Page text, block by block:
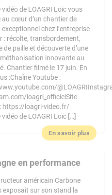
vidéo de LOAGRI Loïc vous
au cœur d’un chantier de
chez l’entreprise
: récolte, transbordement,
de paille et découverte d’une
innovante au
Chantier filmé le 17 juin. En
:Chaîne Youtube :
loagri_officielSite
https://loagri-video.fr/
vidéo de LOAGRI Loïc […]
En savoir plus
en performance
américain Carbone
exposait sur son stand la